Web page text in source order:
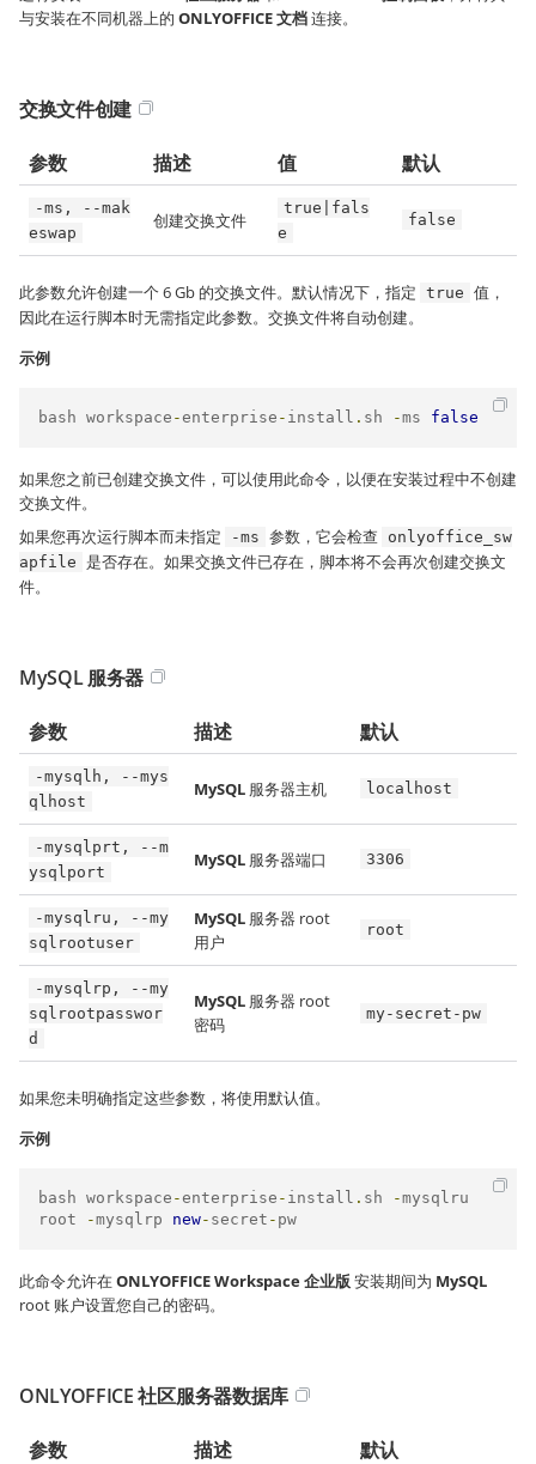
与安装在不同机器上的 ONLYOFFICE 文档连接。
交换文件创建
参数 描述 值 默认
-ms, --mak
eswap
创建交换文件
true|fals
e
false
此参数允许创建一个 6 Gb 的交换文件。默认情况下，指定 true 值，
因此在运行脚本时无需指定此参数。交换文件将自动创建。
示例
bash workspace -enterprise - install . sh -ms false
如果您之前已创建交换文件，可以使用此命令，以便在安装过程中不创建
交换文件。
如果您再次运行脚本而未指定
-ms 参数，它会检查
onlyoffice_sw
apfile 是否存在。如果交换文件已存在，脚本将不会再次创建交换文
件。
MySQL 服务器
参数 描述 默认
-mysqlh, --mys
qlhost
MySQL 服务器主机 localhost
-mysqlprt, --m
ysqlport
MySQL 服务器端口 3306
-mysqlru, --my
sqlrootuser
MySQL 服务器 root
用户
root
-mysqlrp, --my
sqlrootpasswor
d
MySQL 服务器 root
密码
my-secret-pw
如果您未明确指定这些参数，将使用默认值。
示例
bash workspace -enterprise - install . sh -mysqlru
root
-mysqlrp new- secret - pw
此命令允许在ONLYOFFICE Workspace 企业版 安装期间为 MySQL
root 账户设置您自己的密码。
ONLYOFFICE 社区服务器数据库
参数 描述 默认